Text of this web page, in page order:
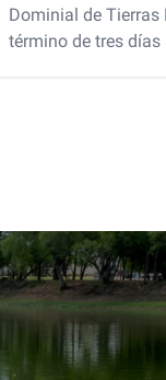
Dominial de Tierras
término de tres días